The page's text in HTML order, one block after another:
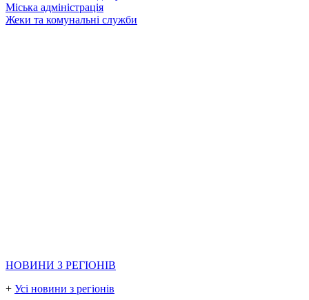
Міська адміністрація
Жеки та комунальні служби
НОВИНИ З РЕГІОНІВ
+ Усі новини з регіонів